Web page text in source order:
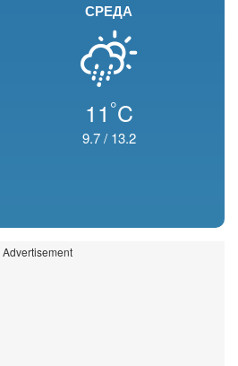
СРЕДА
11 °C
9.7/ 13.2
Advertisement